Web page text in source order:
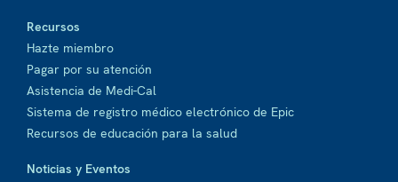
Recursos
Hazte miembro
Pagar por su atención
Asistencia de Medi-Cal
Sistema de registro médico electrónico de Epic
Recursos de educación para la salud
Noticias y Eventos